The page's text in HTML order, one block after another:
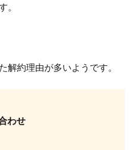
。
解約理由が多いようです。
わせ